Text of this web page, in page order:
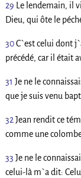
29 Le lendemain, il
Dieu, qui ôte le
30C`est celui dont
précédé, car il était
31 Je ne le
que je suis venu
32Jean rendit ce
comme une
33 Je ne le
celui-là m`a dit: